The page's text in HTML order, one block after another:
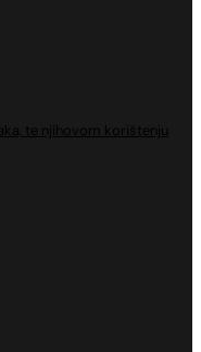
te njihovom korištenju